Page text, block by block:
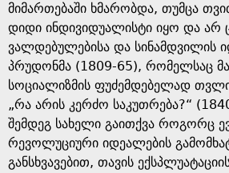
მიმართებაში ხმარობდა, თუმცა
დიდი ინდივიდუალისტი იყო და არ
ვალდებულებისა და სინამდვილის
პრუდონმა (1809-65), რომელსაც
სოციალიზმის ფუძემდებელად
„რა არის კერძო საკუთრება?“
შემდეგ სახელი გაითქვა როგორც
რევოლუციური იდეალების
განსხვავებით, თავის